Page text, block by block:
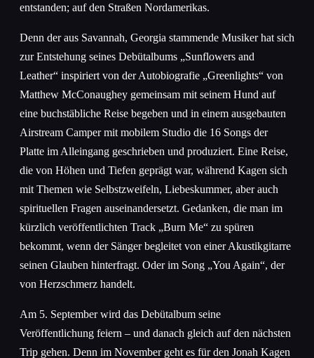
entstanden; auf den Straßen Nordamerikas.
Denn der aus Savannah, Georgia stammende Musiker hat sich
zur Entstehung seines Debütalbums „Sunflowers and
Leather“ inspiriert von der Autobiografie „Greenlights“ von
Matthew McConaughey gemeinsam mit seinem Hund auf
eine buchstäbliche Reise begeben und in einem ausgebauten
Airstream Camper mit mobilem Studio die 16 Songs der
Platte im Alleingang geschrieben und produziert. Eine Reise,
die von Höhen und Tiefen geprägt war, während Kagen sich
mit Themen wie Selbstzweifeln, Liebeskummer, aber auch
spirituellen Fragen auseinandersetzt. Gedanken, die man im
kürzlich veröffentlichten Track „Burn Me“ zu spüren
bekommt, wenn der Sänger begleitet von einer Akustikgitarre
seinen Glauben hinterfragt. Oder im Song „You Again“, der
von Herzschmerz handelt.
Am 5. September wird das Debütalbum seine
Veröffentlichung feiern – und danach gleich auf den nächsten
Trip gehen. Denn im November geht es für den Jonah Kagen